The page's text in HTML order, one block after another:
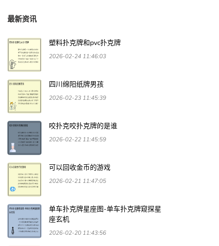
最新资讯
塑料扑克牌和pvc扑克牌
2026-02-24 11:46:03
四川绵阳纸牌男孩
2026-02-23 11:45:39
咬扑克咬扑克牌的是谁
2026-02-22 11:45:59
可以回收金币的游戏
2026-02-21 11:47:05
单车扑克牌星座图-单车扑克牌窥探星
座玄机
2026-02-20 11:43:56